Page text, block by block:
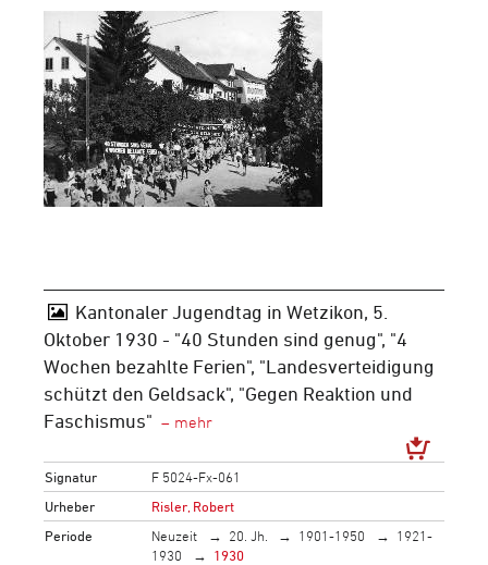
Kantonaler Jugendtag in Wetzikon, 5.
Oktober 1930 - "40 Stunden sind genug", "4
Wochen bezahlte Ferien", "Landesverteidigung
schützt den Geldsack", "Gegen Reaktion und
Faschismus"
Signatur
F 5024-Fx-061
Urheber
Risler, Robert
Periode
Neuzeit 20. Jh. 1901-1950
1921-
1930
1930